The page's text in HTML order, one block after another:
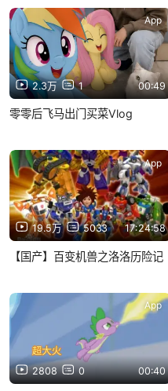
2.3万 1 00:49
App
零零后飞马出门买菜Vlog
19.5万 5033 17:24:58
App
【国产】百变机兽之洛洛历险记
2808 0 00:40
App